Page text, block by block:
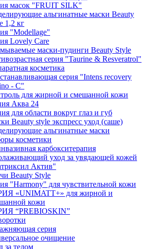
масок "FRUIT SILK"
альгинатные маски Beauty
1,2 кг
"Modellage"
Lovely Care
маски-пудинги Beauty Style
серия "Taurine & Resveratrol"
косметика
серия "Intens recovery
- C"
для жирной и смешанной кожи
Аква 24
для области вокруг глаз и губ
Beauty style экспресс уход (саше)
альгинатные маски
косметики
карбокситерапия
уход за увядающей кожей
Актив"
Beauty Style
"Harmony" для чувствительной кожи
«UNIMATT+» для жирной и
кожи
“PREBIOSKIN”
серия
очищение
за телом